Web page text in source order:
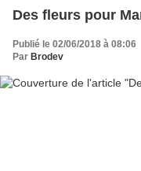
Des fleurs pour
Publié le 02/06/2018 à 08:06
Par Brodev